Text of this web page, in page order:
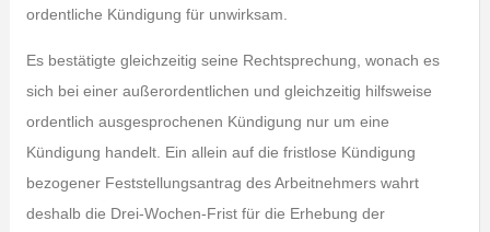
ordentliche Kündigung für unwirksam.
Es bestätigte gleichzeitig seine Rechtsprechung, wonach es
sich bei einer außerordentlichen und gleichzeitig hilfsweise
ordentlich ausgesprochenen Kündigung nur um eine
Kündigung handelt. Ein allein auf die fristlose Kündigung
bezogener Feststellungsantrag des Arbeitnehmers wahrt
deshalb die Drei-Wochen-Frist für die Erhebung der